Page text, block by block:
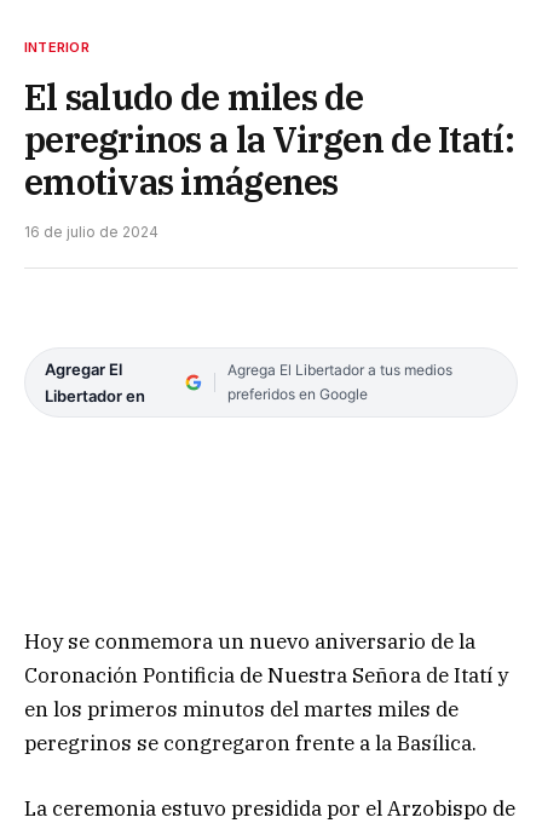
INTERIOR
El saludo de miles de
peregrinos a la Virgen de Itatí:
emotivas imágenes
16 de julio de 2024
Agregar El
Libertador en
Agrega El Libertador a tus medios
preferidos en Google
Hoy se conmemora un nuevo aniversario de la
Coronación Pontificia de Nuestra Señora de Itatí y
en los primeros minutos del martes miles de
peregrinos se congregaron frente a la Basílica.
La ceremonia estuvo presidida por el Arzobispo de